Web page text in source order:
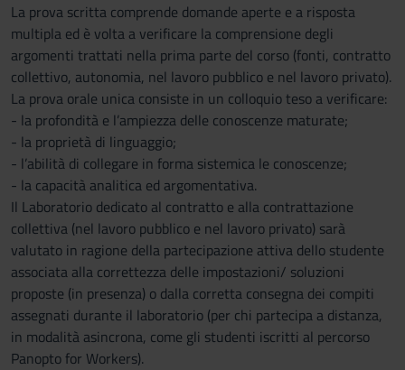
La prova scritta comprende domande aperte e a risposta
multipla ed è volta a verificare la comprensione degli
argomenti trattati nella prima parte del corso (fonti, contratto
collettivo, autonomia, nel lavoro pubblico e nel lavoro privato).
La prova orale unica consiste in un colloquio teso a verificare:
- la profondità e l’ampiezza delle conoscenze maturate;
- la proprietà di linguaggio;
- l’abilità di collegare in forma sistemica le conoscenze;
- la capacità analitica ed argomentativa.
Il Laboratorio dedicato al contratto e alla contrattazione
collettiva (nel lavoro pubblico e nel lavoro privato) sarà
valutato in ragione della partecipazione attiva dello studente
associata alla correttezza delle impostazioni/ soluzioni
proposte (in presenza) o dalla corretta consegna dei compiti
assegnati durante il laboratorio (per chi partecipa a distanza,
in modalità asincrona, come gli studenti iscritti al percorso
Panopto for Workers).